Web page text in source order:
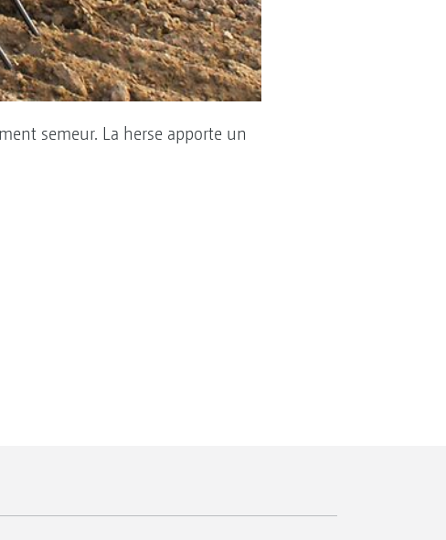
semeur. La herse apporte un